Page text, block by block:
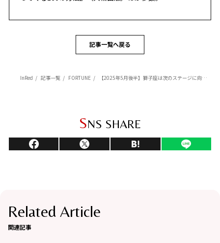
記事一覧へ戻る
InRed 記事一覧 FORTUNE 【2025年5月後半】獅子座は次のステージに向けて運気ががらりと変化【Love Me Doのポジティブ星占い】
SNS SHARE
Related Article
関連記事